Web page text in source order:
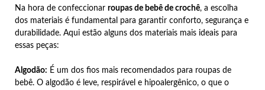
Na hora de confeccionar roupas de bebê de crochê, a escolha
dos materiais é fundamental para garantir conforto, segurança e
durabilidade. Aqui estão alguns dos materiais mais ideais para
essas peças:
Algodão: É um dos fios mais recomendados para roupas de
bebê. O algodão é leve, respirável e hipoalergênico, o que o